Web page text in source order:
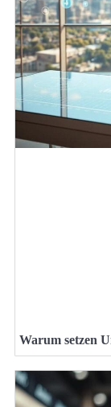
Warum setzen